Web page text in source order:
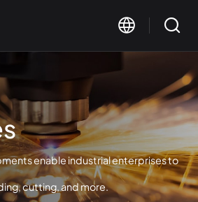
enable industrial enterprises to
cutting, and more.